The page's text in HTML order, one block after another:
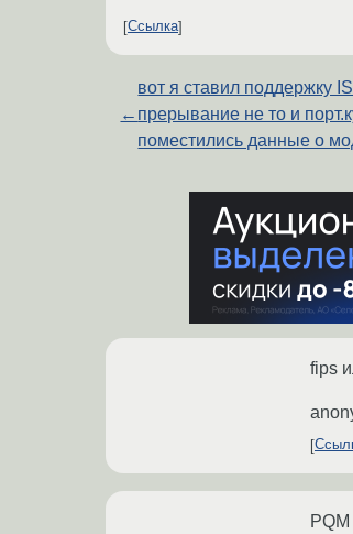
Ссылка
←
вот я ставил поддержку
прерывание не то и
поместились данные о
fips